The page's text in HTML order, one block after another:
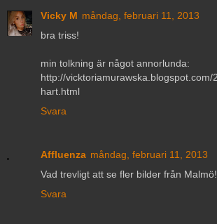
Vicky M måndag, februari 11, 2013
bra triss!
min tolkning är något annorlunda:
http://vicktoriamurawska.blogspot.com/
hart.html
Svara
Affluenza måndag, februari 11, 2013
Vad trevligt att se fler bilder från
Svara